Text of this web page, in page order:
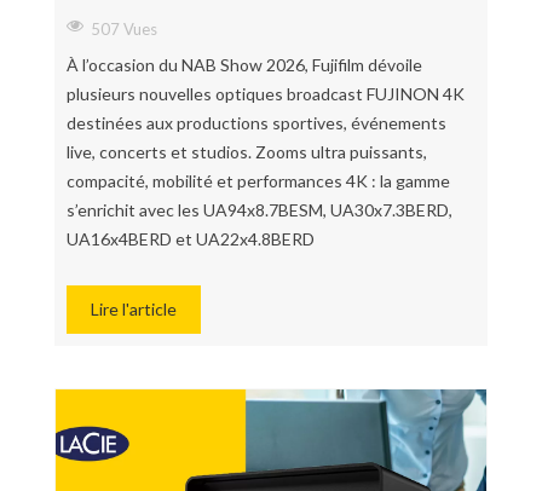
507 Vues
À l’occasion du NAB Show 2026, Fujifilm dévoile
plusieurs nouvelles optiques broadcast FUJINON 4K
destinées aux productions sportives, événements
live, concerts et studios. Zooms ultra puissants,
compacité, mobilité et performances 4K : la gamme
s’enrichit avec les UA94x8.7BESM, UA30x7.3BERD,
UA16x4BERD et UA22x4.8BERD
Lire l'article